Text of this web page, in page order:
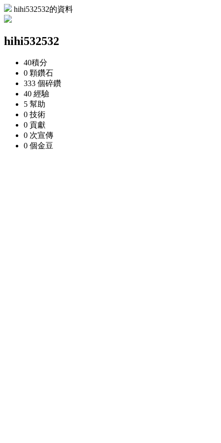
hihi532532的資料
hihi532532
40積分
0 顆鑽石
333 個碎鑽
40 經驗
5 幫助
0 技術
0 貢獻
0 次宣傳
0 個金豆